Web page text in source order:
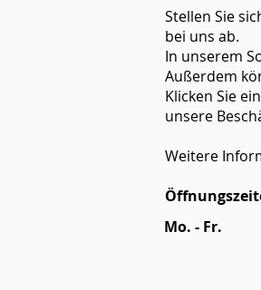
Stellen Sie
bei uns ab.
In unserem
Außerdem
Klicken Sie
unsere
Weitere
Mo. - Fr.